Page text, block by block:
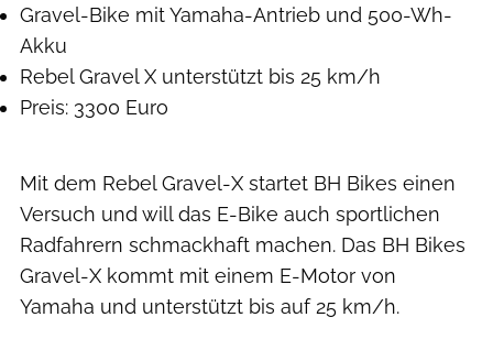
Gravel-Bike mit Yamaha-Antrieb und 500-Wh-
Akku
Rebel Gravel X unterstützt bis 25 km/h
Preis: 3300 Euro
Mit dem Rebel Gravel-X startet BH Bikes einen
Versuch und will das E-Bike auch sportlichen
Radfahrern schmackhaft machen. Das BH Bikes
Gravel-X kommt mit einem E-Motor von
Yamaha und unterstützt bis auf 25 km/h.